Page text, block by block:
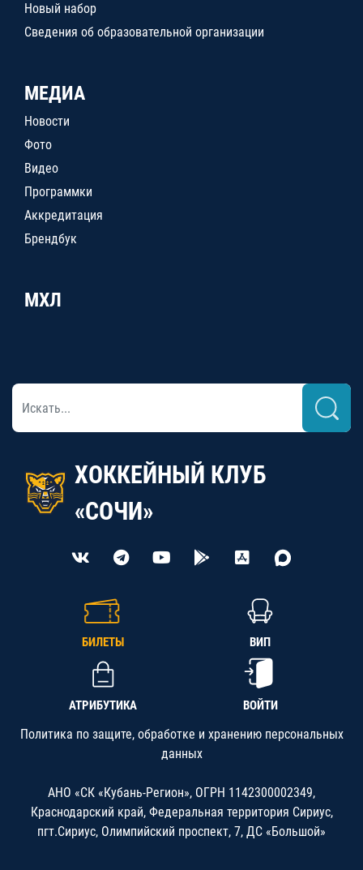
Новый набор
Сведения об образовательной организации
МЕДИА
Новости
Фото
Видео
Программки
Аккредитация
Брендбук
МХЛ
ХОККЕЙНЫЙ КЛУБ
«СОЧИ»
БИЛЕТЫ ВИП
АТРИБУТИКА ВОЙТИ
Политика по защите, обработке и хранению персональных
данных
АНО «СК «Кубань-Регион», ОГРН 1142300002349,
Краснодарский край, Федеральная территория Сириус,
пгт.Сириус, Олимпийский проспект, 7, ДС «Большой»